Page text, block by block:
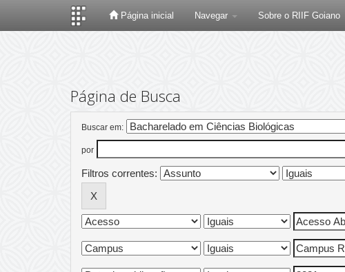
Página inicial Navegar Sobre o RIIF Goiano
Página de Busca
Buscar em:
por
Filtros correntes: